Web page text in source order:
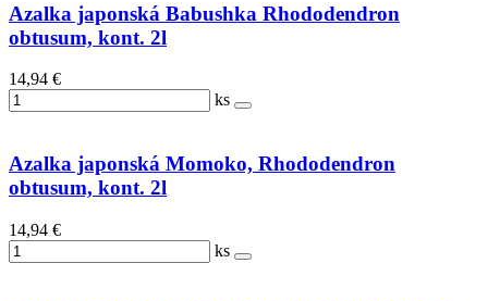
Azalka japonská Babushka Rhododendron
obtusum, kont. 2l
14,94 €
ks
Azalka japonská Momoko, Rhododendron
obtusum, kont. 2l
14,94 €
ks